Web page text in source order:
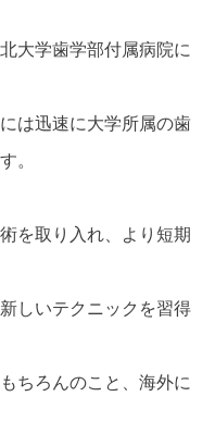
大学歯学部付属病院に
は迅速に大学所属の歯
。
を取り入れ、より短期
しいテクニックを習得
ちろんのこと、海外に